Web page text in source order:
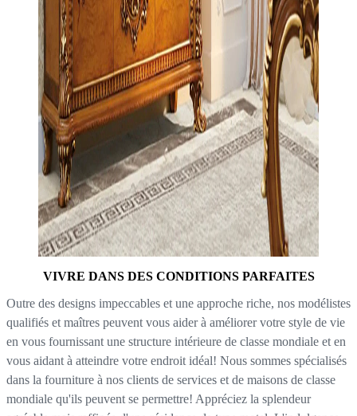
VIVRE DANS DES CONDITIONS PARFAITES
Outre des designs impeccables et une approche riche, nos modélistes
qualifiés et maîtres peuvent vous aider à améliorer votre style de vie
en vous fournissant une structure intérieure de classe mondiale et en
vous aidant à atteindre votre endroit idéal! Nous sommes spécialisés
dans la fourniture à nos clients de services et de maisons de classe
mondiale qu'ils peuvent se permettre! Appréciez la splendeur